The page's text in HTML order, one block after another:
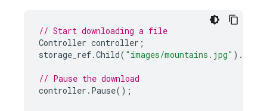
// Start downloading a file
Controller controller ;
storage_ref.Child( "images/mountains.jpg" ).
// Pause the download
controller . Pause();